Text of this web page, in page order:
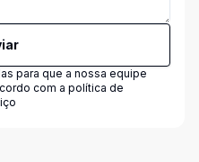
para que a nossa equipe
com a política de